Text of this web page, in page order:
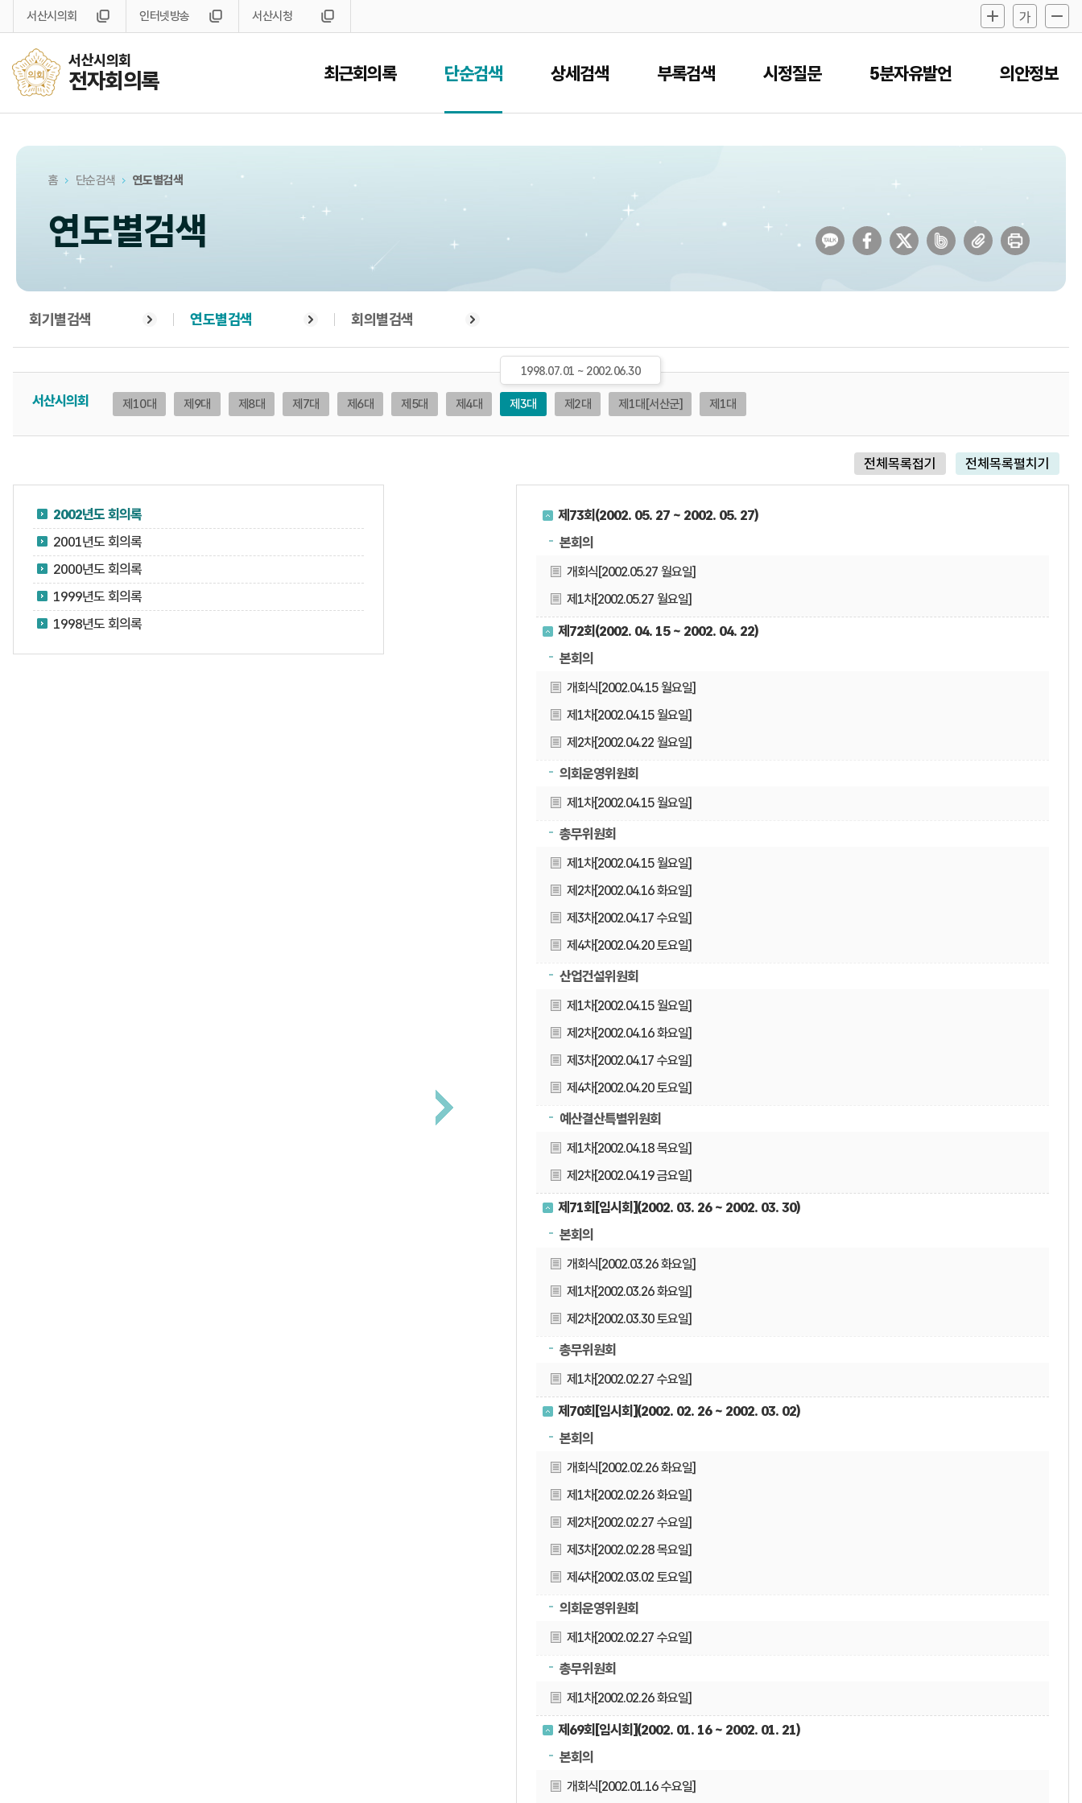
서산시의회
전자회의록
서산시의회 인터넷방송 서산시청
최근회의록 단순검색 상세검색 부록검색 시정질문 5분자유발언 의안정보
홈 단순검색 연도별검색
연도별검색
회기별검색 연도별검색 회의별검색
서산시의회 제10대 제9대 제8대 제7대 제6대 제5대 제4대 제3대
1998.07.01 ~ 2002.06.30
제2대 제1대 [서산군] 제1대
2002년도 회의록
전체목록접기 전체목록펼치기
제73회(2002. 05. 27 ~ 2002. 05. 27)
본회의
개회식[2002.05.27 월요일]
제1차[2002.05.27 월요일]
제72회(2002. 04. 15 ~ 2002. 04. 22)
본회의
개회식[2002.04.15 월요일]
제1차[2002.04.15 월요일]
제2차[2002.04.22 월요일]
의회운영위원회
제1차[2002.04.15 월요일]
총무위원회
제1차[2002.04.15 월요일]
제2차[2002.04.16 화요일]
제3차[2002.04.17 수요일]
제4차[2002.04.20 토요일]
산업건설위원회
제1차[2002.04.15 월요일]
제2차[2002.04.16 화요일]
제3차[2002.04.17 수요일]
제4차[2002.04.20 토요일]
예산결산특별위원회
제1차[2002.04.18 목요일]
제2차[2002.04.19 금요일]
제71회[임시회](2002. 03. 26 ~ 2002. 03. 30)
본회의
개회식[2002.03.26 화요일]
제1차[2002.03.26 화요일]
제2차[2002.03.30 토요일]
총무위원회
제1차[2002.02.27 수요일]
제70회[임시회](2002. 02. 26 ~ 2002. 03. 02)
본회의
개회식[2002.02.26 화요일]
제1차[2002.02.26 화요일]
제2차[2002.02.27 수요일]
제3차[2002.02.28 목요일]
제4차[2002.03.02 토요일]
의회운영위원회
제1차[2002.02.27 수요일]
총무위원회
제1차[2002.02.26 화요일]
제69회[임시회](2002. 01. 16 ~ 2002. 01. 21)
본회의
개회식[2002.01.16 수요일]
2001년도 회의록
2000년도 회의록
1999년도 회의록
1998년도 회의록